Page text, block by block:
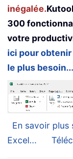
inégalée.
300
votre
ici pour
le plus besoin...
En savoir plus
Excel...